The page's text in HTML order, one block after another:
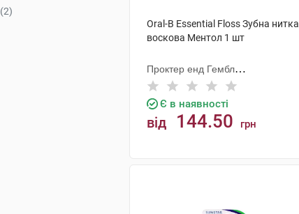
(2)
Oral-B Essential Floss Зубна нитка
воскова Ментол 1 шт
Проктер енд Гембл
Меньюфекчурінг
Є в наявності
від 144.50 грн